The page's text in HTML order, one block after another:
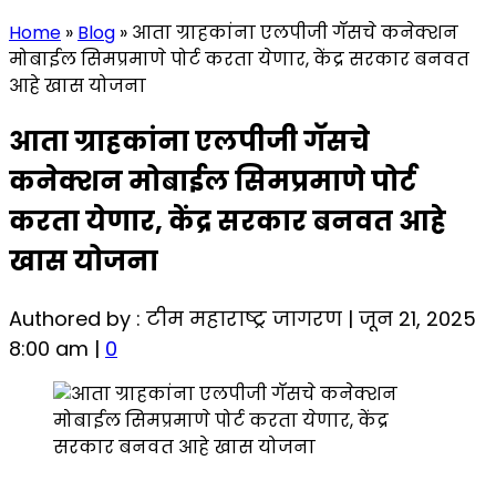
Home » Blog » आता ग्राहकांना एलपीजी गॅसचे कनेक्शन
मोबाईल सिमप्रमाणे पोर्ट करता येणार, केंद्र सरकार बनवत
आहे खास योजना
आता ग्राहकांना एलपीजी गॅसचे
कनेक्शन मोबाईल सिमप्रमाणे पोर्ट
करता येणार, केंद्र सरकार बनवत आहे
खास योजना
Authored by : टीम महाराष्ट्र जागरण | जून 21, 2025
8:00 am | 0